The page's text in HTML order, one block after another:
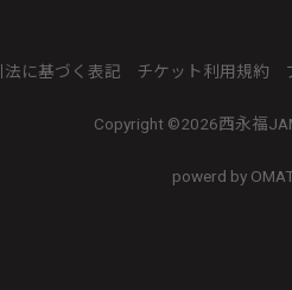
に基づく表記 チケット利用規約
Copyright ©2026西永福
powerd by